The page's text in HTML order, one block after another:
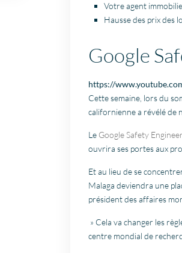
Votre agent
Hausse des prix des
Google
https://
Cette semaine, lors du
californienne a révélé de
Le Google Safety
ouvrira ses portes aux
Et au lieu de se
Malaga deviendra une
président des affaires
» Cela va changer les
centre mondial de